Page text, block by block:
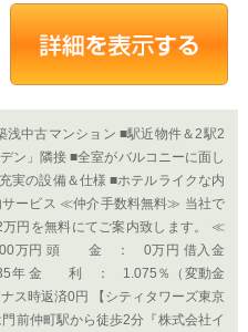
中古マンション ■駅近物件＆2駅2
ン」隣接 ■全室がバルコニーに面し
実の設備＆仕様 ■ホテルライクな内
サービス ≪仲介手数料無料≫ 当社で
円を無料にてご案内致します。 ≪
万円 頭 金 ： 0万円 借入金
金 利 ： 1.075％（変動金
時返済0円 【シティタワーズ東京
前仲町駅から徒歩2分『株式会社イ